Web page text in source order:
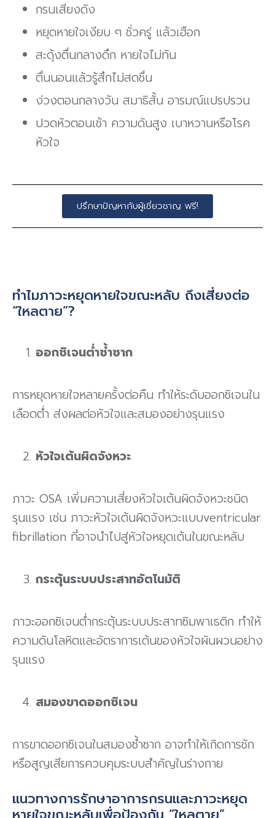
กรนเสียงดัง
หยุดหายใจเงียบ ๆ ชั่วครู่ แล้วเฮือก
สะดุ้งตื่นกลางดึก หายใจไม่ทัน
ตื่นนอนแล้วรู้สึกไม่สดชื่น
ง่วงตอนกลางวัน สมาธิสั้น อารมณ์แปรปรวน
ปวดหัวตอนเช้า ความดันสูง เบาหวานหรือโรค
หัวใจ
ปรึกษาปัญหากับผู้เชี่ยวชาญ ฟรี!
ทำไมภาวะหยุดหายใจขณะหลับ ถึงเสี่ยงต่อ
“ใหลตาย”?
ออกซิเจนต่ำซ้ำซาก
การหยุดหายใจหลายครั้งต่อคืน ทำให้ระดับออกซิเจนใน
เลือดต่ำ ส่งผลต่อหัวใจและสมองอย่างรุนแรง
หัวใจเต้นผิดจังหวะ
ภาวะ OSA เพิ่มความเสี่ยงหัวใจเต้นผิดจังหวะชนิด
รุนแรง เช่น ภาวะหัวใจเต้นผิดจังหวะแบบventricular
fibrillation ที่อาจนำไปสู่หัวใจหยุดเต้นในขณะหลับ
กระตุ้นระบบประสาทอัตโนมัติ
ภาวะออกซิเจนต่ำกระตุ้นระบบประสาทซิมพาเธติก ทำให้
ความดันโลหิตและอัตราการเต้นของหัวใจผันผวนอย่าง
รุนแรง
สมองขาดออกซิเจน
การขาดออกซิเจนในสมองซ้ำซาก อาจทำให้เกิดการชัก
หรือสูญเสียการควบคุมระบบสำคัญในร่างกาย
แนวทางการรักษาอาการกรนและภาวะหยุด